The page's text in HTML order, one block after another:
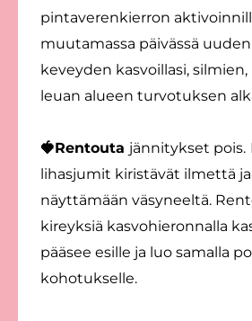
pintaverenkierron
muutamassa päivässä
keveyden kasvoillasi,
leuan alueen turvotuksen
🍓Rentouta jännitykset pois.
lihasjumit kiristävät ilmettä
näyttämään väsyneeltä.
kireyksiä kasvohieronnalla
pääsee esille ja luo samalla
kohotukselle.